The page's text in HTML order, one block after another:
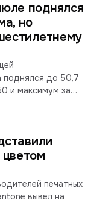
лакокрасочной
также
поднялся
но
поднялся до 50,7
и максимум за
быстрее, спрос на
заказы
деловая
печатных
вывел на